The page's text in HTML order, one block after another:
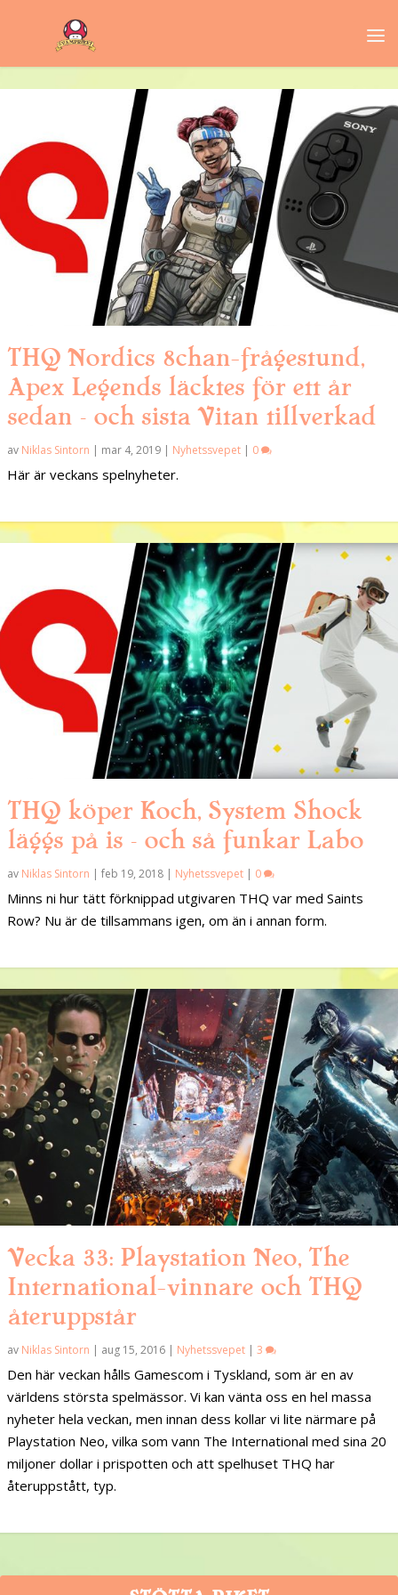
THQ Nordics 8chan-frågestund,
Apex Legends läcktes för ett år
sedan – och sista Vitan tillverkad
av Niklas Sintorn | mar 4, 2019 | Nyhetssvepet | 0
Här är veckans spelnyheter.
THQ köper Koch, System Shock
läggs på is – och så funkar Labo
av Niklas Sintorn feb 19, 2018 Nyhetssvepet 0
Minns ni hur tätt förknippad utgivaren THQ var med Saints
Row? Nu är de tillsammans igen, om än i annan form.
Vecka 33: Playstation Neo, The
International-vinnare och THQ
återuppstår
av Niklas Sintorn | aug 15, 2016 | Nyhetssvepet | 3
Den här veckan hålls Gamescom i Tyskland, som är en av
världens största spelmässor. Vi kan vänta oss en hel massa
nyheter hela veckan, men innan dess kollar vi lite närmare på
Playstation Neo, vilka som vann The International med sina 20
miljoner dollar i prispotten och att spelhuset THQ har
återuppstått, typ.